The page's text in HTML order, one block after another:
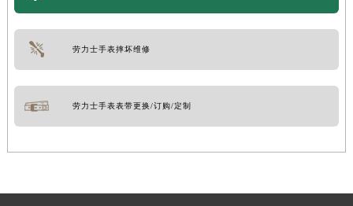
劳力士手表摔坏维修
劳力士手表表带更换/订购/定制